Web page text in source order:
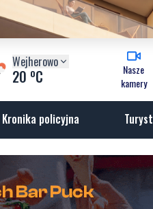
Wejherowo
20 oC
Nasze
kamery
Kronika policyjna